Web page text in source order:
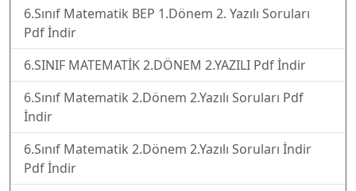
6.Sınıf Matematik BEP 1.Dönem 2. Yazılı Soruları
Pdf İndir
6.SINIF MATEMATİK 2.DÖNEM 2.YAZILI Pdf İndir
6.Sınıf Matematik 2.Dönem 2.Yazılı Soruları Pdf
İndir
6.Sınıf Matematik 2.Dönem 2.Yazılı Soruları İndir
Pdf İndir